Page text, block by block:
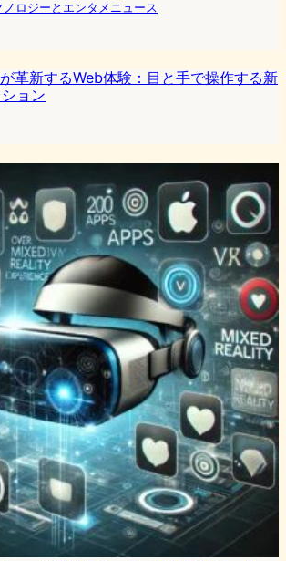
ノロジーとエンタメニュース
革新するWeb体験：目と手で操作する新
ョン